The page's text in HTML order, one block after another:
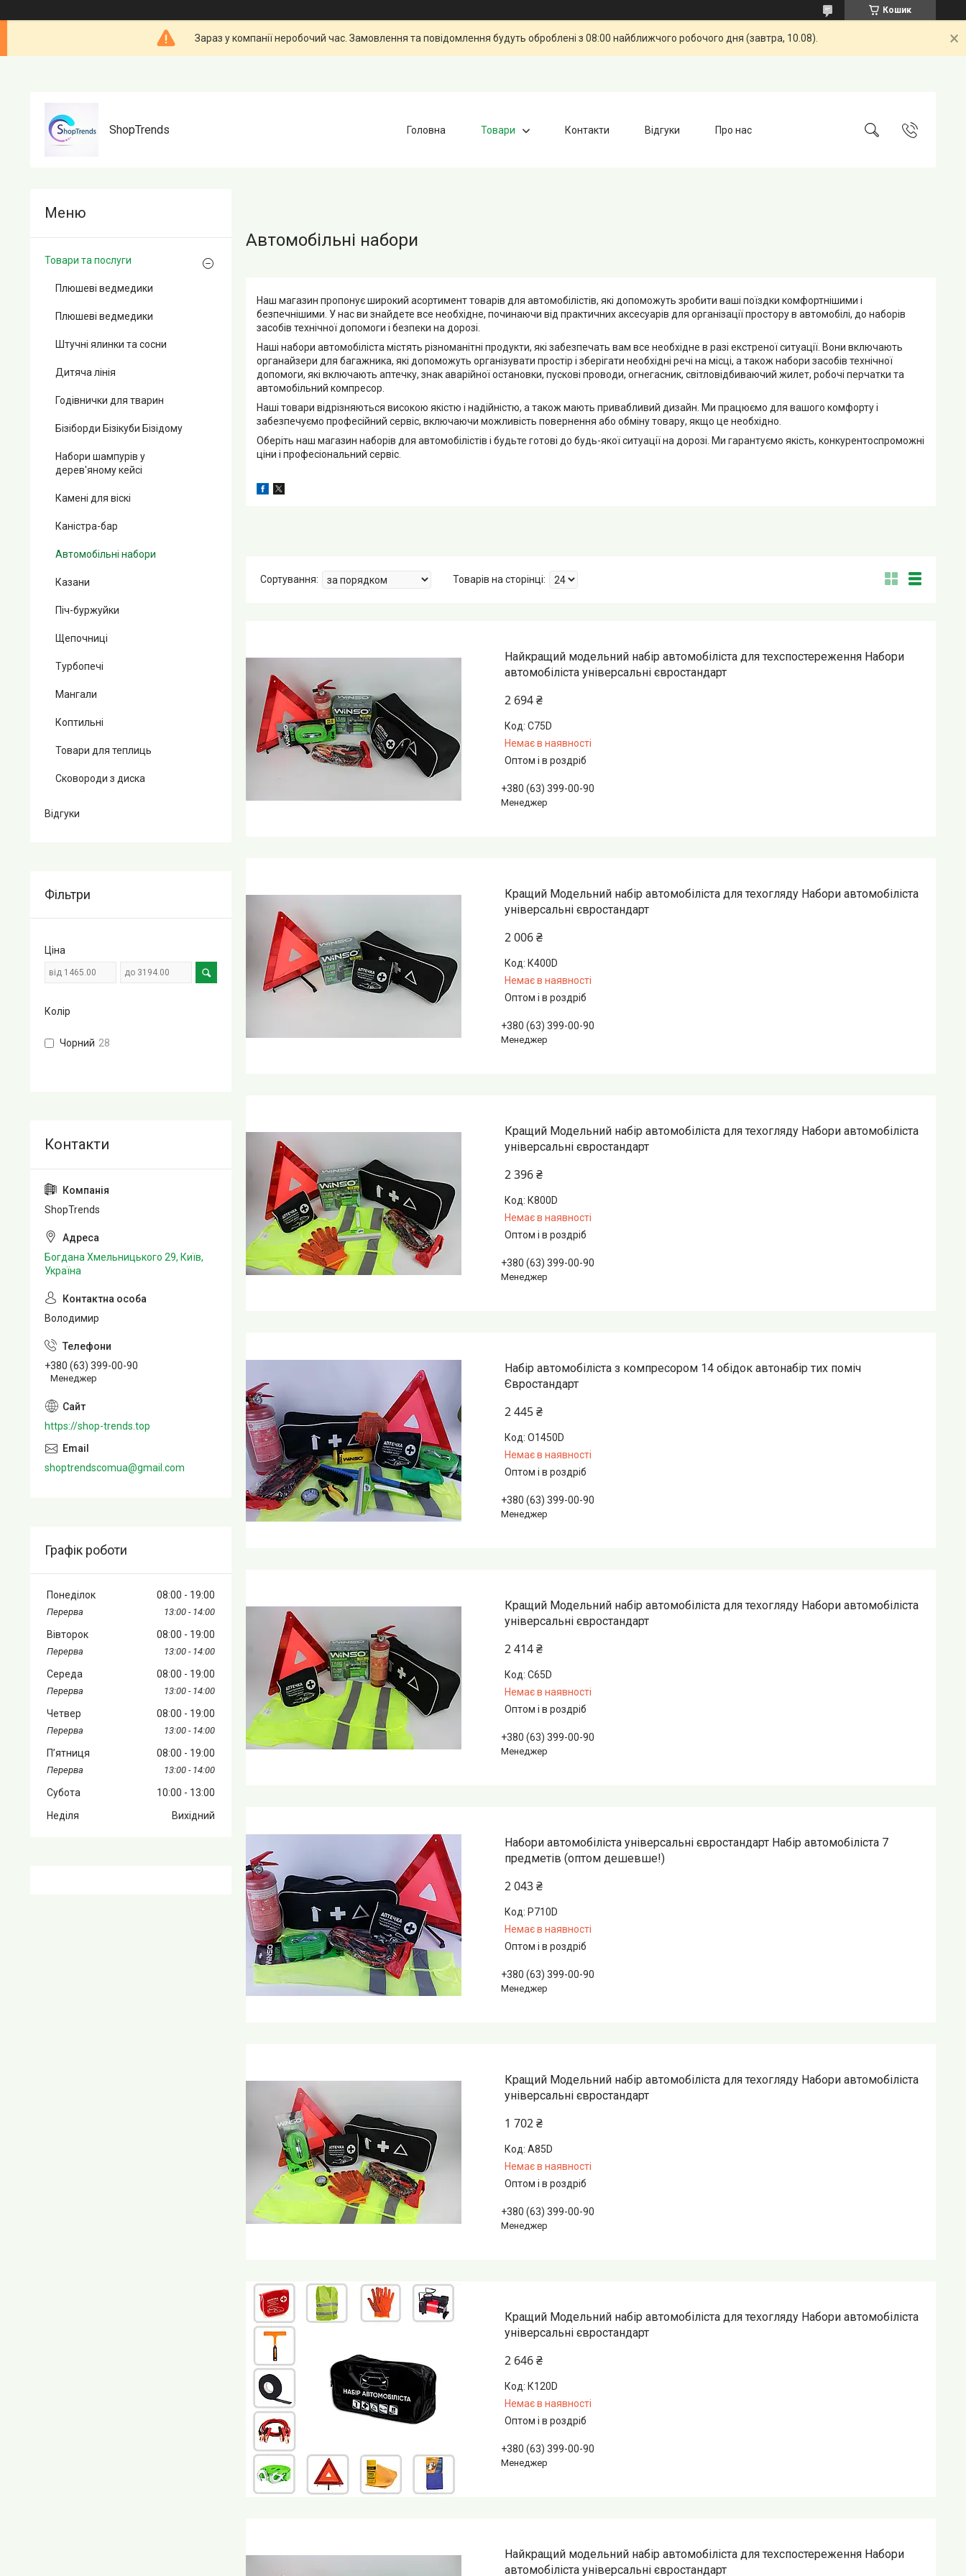
Кошик
Зараз у компанії неробочий час. Замовлення та повідомлення будуть оброблені з 08:00 найближчого робочого дня (завтра, 10.08).
ShopTrends Головна Товари Контакти Відгуки Про нас
Автомобільні набори
Наш магазин пропонує широкий асортимент товарів для автомобілістів, які допоможуть зробити ваші поїздки комфортнішими і
безпечнішими. У нас ви знайдете все необхідне, починаючи від практичних аксесуарів для організації простору в автомобілі, до наборів
засобів технічної допомоги і безпеки на дорозі.
Наші набори автомобіліста містять різноманітні продукти, які забезпечать вам все необхідне в разі екстреної ситуації. Вони включають
органайзери для багажника, які допоможуть організувати простір і зберігати необхідні речі на місці, а також набори засобів технічної
допомоги, які включають аптечку, знак аварійної остановки, пускові проводи, огнегасник, світловідбиваючий жилет, робочі перчатки та
автомобільний компресор.
Наші товари відрізняються високою якістю і надійністю, а також мають привабливий дизайн. Ми працюємо для вашого комфорту і
забезпечуємо професійний сервіс, включаючи можливість повернення або обміну товару, якщо це необхідно.
Оберіть наш магазин наборів для автомобілістів і будьте готові до будь-якої ситуації на дорозі. Ми гарантуємо якість, конкурентоспроможні
ціни і професіональний сервіс.
Найкращий модельний набір автомобіліста для техспостереження Набори
автомобіліста універсальні євростандарт
2 694 ₴
С75D
Немає в наявності
Оптом і в роздріб
+380 (63) 399-00-90
Менеджер
Кращий Модельний набір автомобіліста для техогляду Набори автомобіліста
універсальні євростандарт
2 006 ₴
К400D
Немає в наявності
Оптом і в роздріб
+380 (63) 399-00-90
Менеджер
Кращий Модельний набір автомобіліста для техогляду Набори автомобіліста
універсальні євростандарт
2 396 ₴
К800D
Немає в наявності
Оптом і в роздріб
+380 (63) 399-00-90
Менеджер
Набір автомобіліста з компресором 14 обідок автонабір тих поміч
Євростандарт
2 445 ₴
О1450D
Немає в наявності
Оптом і в роздріб
+380 (63) 399-00-90
Менеджер
Кращий Модельний набір автомобіліста для техогляду Набори автомобіліста
універсальні євростандарт
2 414 ₴
С65D
Немає в наявності
Оптом і в роздріб
+380 (63) 399-00-90
Менеджер
Набори автомобіліста універсальні євростандарт Набір автомобіліста 7
предметів (оптом дешевше!)
2 043 ₴
Р710D
Немає в наявності
Оптом і в роздріб
+380 (63) 399-00-90
Менеджер
Кращий Модельний набір автомобіліста для техогляду Набори автомобіліста
універсальні євростандарт
1 702 ₴
A85D
Немає в наявності
Оптом і в роздріб
+380 (63) 399-00-90
Менеджер
Кращий Модельний набір автомобіліста для техогляду Набори автомобіліста
універсальні євростандарт
2 646 ₴
К120D
Немає в наявності
Оптом і в роздріб
+380 (63) 399-00-90
Менеджер
Найкращий модельний набір автомобіліста для техспостереження Набори
автомобіліста універсальні євростандарт
Товари та послуги
Плюшеві ведмедики
Плюшеві ведмедики
Штучні ялинки та сосни
Дитяча лінія
Годівнички для тварин
Бізіборди Бізікуби Бізідому
Набори шампурів у
дерев'яному кейсі
Камені для віскі
Каністра-бар
Автомобільні набори
Казани
Піч-буржуйки
Щепочниці
Турбопечі
Мангали
Коптильні
Товари для теплиць
Сковороди з диска
Відгуки
Фільтри
Ціна
Колір
Чорний 28
ShopTrends
Богдана Хмельницького 29, Київ,
Україна
Володимир
+380 (63) 399-00-90
Менеджер
https://shop-trends.top
shoptrendscomua@gmail.com
Графік роботи
Понеділок 08:00 19:00
13:00 14:00
Вівторок 08:00 19:00
13:00 14:00
Середа 08:00 19:00
13:00 14:00
Четвер 08:00 19:00
13:00 14:00
Пʼятниця 08:00 19:00
13:00 14:00
Субота 10:00
13:00
Неділя
Вихідний